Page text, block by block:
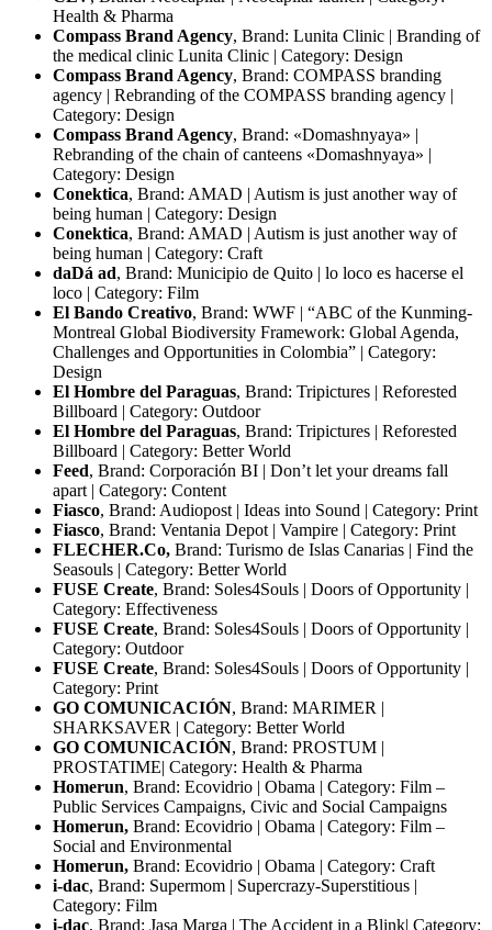
Health & Pharma
Compass Brand Agency, Brand: Lunita Clinic | Branding of
the medical clinic Lunita Clinic | Category: Design
Compass Brand Agency, Brand: COMPASS branding
agency | Rebranding of the COMPASS branding agency |
Category: Design
Compass Brand Agency, Brand: «Domashnyaya» |
Rebranding of the chain of canteens «Domashnyaya» |
Category: Design
Conektica, Brand: AMAD | Autism is just another way of
being human | Category: Design
Conektica, Brand: AMAD | Autism is just another way of
being human | Category: Craft
daDá ad, Brand: Municipio de Quito | lo loco es hacerse el
loco | Category: Film
El Bando Creativo, Brand: WWF | “ABC of the Kunming-
Montreal Global Biodiversity Framework: Global Agenda,
Challenges and Opportunities in Colombia” | Category:
Design
El Hombre del Paraguas, Brand: Tripictures | Reforested
Billboard | Category: Outdoor
El Hombre del Paraguas, Brand: Tripictures | Reforested
Billboard | Category: Better World
Feed, Brand: Corporación BI | Don’t let your dreams fall
apart | Category: Content
Fiasco, Brand: Audiopost | Ideas into Sound | Category: Print
Fiasco, Brand: Ventania Depot | Vampire | Category: Print
FLECHER.Co, Brand: Turismo de Islas Canarias | Find the
Seasouls | Category: Better World
FUSE Create, Brand: Soles4Souls | Doors of Opportunity |
Category: Effectiveness
FUSE Create, Brand: Soles4Souls | Doors of Opportunity |
Category: Outdoor
FUSE Create, Brand: Soles4Souls | Doors of Opportunity |
Category: Print
GO COMUNICACIÓN, Brand: MARIMER |
SHARKSAVER | Category: Better World
GO COMUNICACIÓN, Brand: PROSTUM |
PROSTATIME| Category: Health & Pharma
Homerun, Brand: Ecovidrio | Obama | Category: Film –
Public Services Campaigns, Civic and Social Campaigns
Homerun, Brand: Ecovidrio | Obama | Category: Film –
Social and Environmental
Homerun, Brand: Ecovidrio | Obama | Category: Craft
i-dac, Brand: Supermom | Supercrazy-Superstitious |
Category: Film
i-dac, Brand: Jasa Marga | The Accident in a Blink| Category: